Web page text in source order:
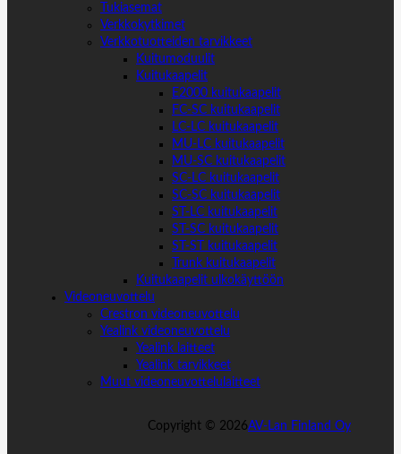
Tukiasemat
Verkkokytkimet
Verkkotuotteiden tarvikkeet
Kuitumoduulit
Kuitukaapelit
E2000 kuitukaapelit
FC-SC kuitukaapelit
LC-LC kuitukaapelit
MU-LC kuitukaapelit
MU-SC kuitukaapelit
SC-LC kuitukaapelit
SC-SC kuitukaapelit
ST-LC kuitukaapelit
ST-SC kuitukaapelit
ST-ST kuitukaapelit
Trunk kuitukaapelit
Kuitukaapelit ulkokäyttöön
Videoneuvottelu
Crestron videoneuvottelu
Yealink videoneuvottelu
Yealink laitteet
Yealink tarvikkeet
Muut videoneuvottelulaitteet
Copyright © 2026AV-Lan Finland Oy